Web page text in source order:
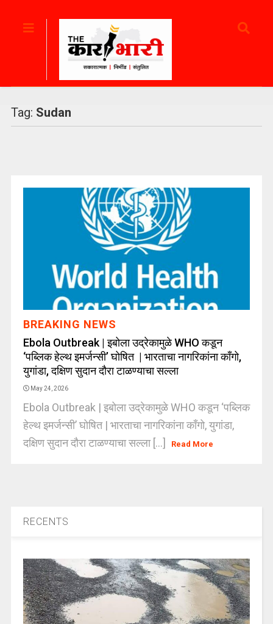
Tag: Sudan
BREAKING NEWS
Ebola Outbreak | इबोला उद्रेकामुळे WHO कडून
‘पब्लिक हेल्थ इमर्जन्सी’ घोषित | भारताचा नागरिकांना काँगो,
युगांडा, दक्षिण सुदान दौरा टाळण्याचा सल्ला
May 24, 2026
Ebola Outbreak | इबोला उद्रेकामुळे WHO कडून ‘पब्लिक
हेल्थ इमर्जन्सी’ घोषित | भारताचा नागरिकांना काँगो, युगांडा,
दक्षिण सुदान दौरा टाळण्याचा सल्ला [...]
Read More
RECENTS